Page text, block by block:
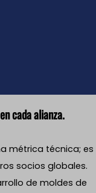
cada alianza.
métrica técnica; es
socios globales.
de moldes de